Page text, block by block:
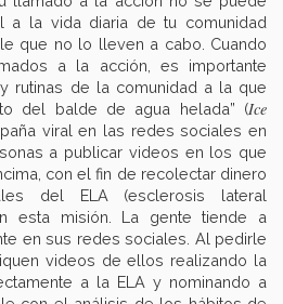
a la vida diaria de tu comunidad
que no lo lleven a cabo. Cuando
a la acción, es importante
rutinas de la comunidad a la que
del balde de agua helada” (Ice
viral en las redes sociales en
a publicar videos en los que
con el fin de recolectar dinero
del ELA (esclerosis lateral
esta misión. La gente tiende a
en sus redes sociales. Al pedirle
videos de ellos realizando la
a la ELA y nominando a